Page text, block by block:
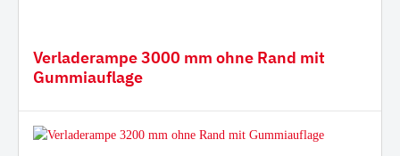
Verladerampe 3000 mm ohne Rand mit
Gummiauflage